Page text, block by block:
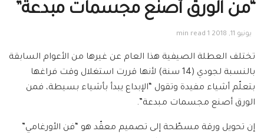
“من الورق أصنع مجسمات مبدعة”
يونيو 11, 2018 1 min read
تختلف العطلة الصيفية هذا العام عن غيرها من الأعوام السابقة
بالنسبة لجودي (14 سنة) لأنها قررت استغلال وقت فراغها
بتعلّم أشياء مفيدة وتقول “الإبداع يبدأ بأشياء بسيطة، فمن
الورق أصنع مجسمات مبدعة”.
إن تحويل ورقة مسطّحة إلى تصميم معقّد هو “فن الأورغامي”